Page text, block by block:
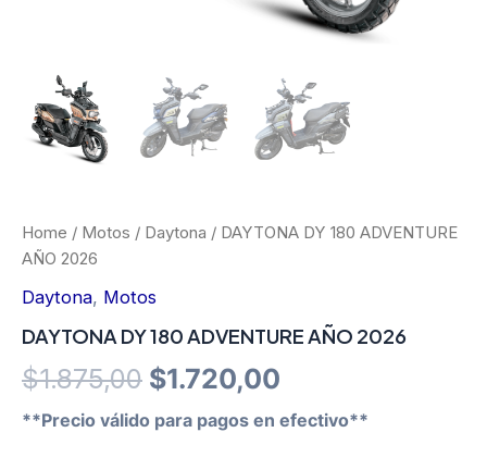
Home / Motos / Daytona / DAYTONA DY 180 ADVENTURE
AÑO 2026
Daytona, Motos
DAYTONA DY 180 ADVENTURE AÑO 2026
$1.875,00 Original
price
$1.720,00
price
**Precio válido para pagos en efectivo**